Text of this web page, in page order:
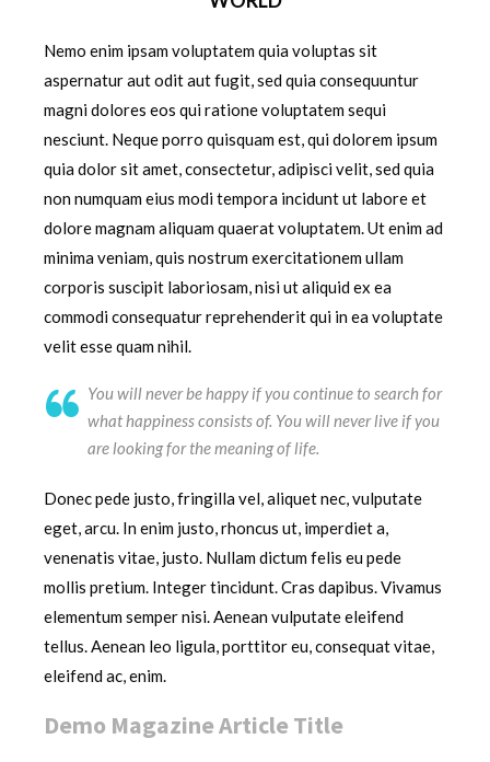
Nemo enim ipsam voluptatem quia voluptas sit
aspernatur aut odit aut fugit, sed quia consequuntur
magni dolores eos qui ratione voluptatem sequi
nesciunt. Neque porro quisquam est, qui dolorem ipsum
quia dolor sit amet, consectetur, adipisci velit, sed quia
non numquam eius modi tempora incidunt ut labore et
dolore magnam aliquam quaerat voluptatem. Ut enim ad
minima veniam, quis nostrum exercitationem ullam
corporis suscipit laboriosam, nisi ut aliquid ex ea
commodi consequatur reprehenderit qui in ea voluptate
velit esse quam nihil.
You will never be happy if you continue to search for
what happiness consists of. You will never live if you
are looking for the meaning of life.
Donec pede justo, fringilla vel, aliquet nec, vulputate
eget, arcu. In enim justo, rhoncus ut, imperdiet a,
venenatis vitae, justo. Nullam dictum felis eu pede
mollis pretium. Integer tincidunt. Cras dapibus. Vivamus
elementum semper nisi. Aenean vulputate eleifend
tellus. Aenean leo ligula, porttitor eu, consequat vitae,
eleifend ac, enim.
Demo Magazine Article Title